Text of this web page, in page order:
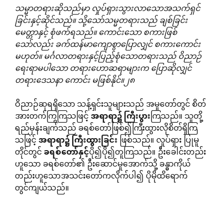
သမ္မာတရားဆိုသည်မှာလှုပ်ရှားသွားလာသောအသက်ရှင်
ခြင်းနှင့်ဆိုင်သည်။သို့သော်သမ္မတရားသည်ချစ်ခြင်း
မေတ္တာနှင့်စုံဖက်ရသည်။ကောင်းသောစကားဖြစ်
သော်လည်းခက်ထန်မာကျောစွာပြောလျှင်စကားကောင်း
မဟုတ်။မင်္ဂလာတရားနှင့်ပြည့်စုံသောတရားသည်ဝိညာဉ်
ရေးရာမပါသောတရားဟောဆရာများကပြောဆိုလျှင်
တရားဒေသနာကောင်းမဖြစ်နိုင်။၂၈
ဝိညာဉ်ဆုရရှိသော သန့်ရှင်းသူများသည် အမှုတော်တွင် စိတ်
အားတက်ကြွကြသဖြင့်အရာရာ၌ကြီးပွားကြသည်။ သူတို့
ရည်မှန်းချက်သည် ခရစ်တော်ဖြစ်၍ကြီးထွားလိုစိတ်ရှိကြ
သဖြင့်အရာရာ၌ကြီးထွားခြင်းဖြစ်သည်။ လှုပ်ရှား ပြုမူ
တိုင်တွင်ခရစ်တော်နှင့်ပို၍ပို၍တူကြသည်။ ဦးခေါင်းတည်း
ဟူသော ခရစ်တော်၏ ဦးဆောင်မှုအောက်သို့ ခန္ဓာကိုယ်
တည်းဟူသောအသင်းတော်ကလိုက်ပါ၍ ပိုမိုထိရောက်
တွင်ကျယ်သည်။